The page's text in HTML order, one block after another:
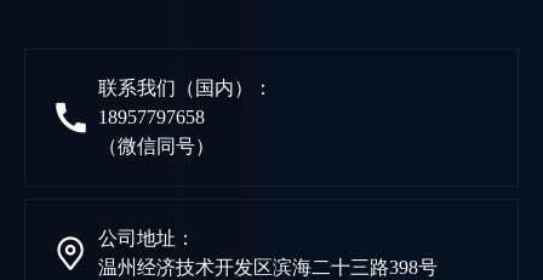
联系我们（国内）：
18957797658
（微信同号）
公司地址：
温州经济技术开发区滨海二十三路398号